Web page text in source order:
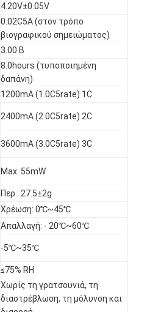
4.20V±0.05V
0.02C5A (στον τρόπο
βιογραφικού σημειώματος)
3.00 Β
8.0hours (τυποποιημένη
δαπάνη)
1200mA (1.0C5rate) 1C
2400mA (2.0C5rate) 2C
3600mA (3.0C5rate) 3C
Max: 55mW
Περ.: 27.5±2g
Χρέωση: 0℃~45℃
Απαλλαγή: - 20℃~60℃
-5℃~35℃
≤75% RH
Χωρίς τη γρατσουνιά, τη
διαστρέβλωση, τη μόλυνση και